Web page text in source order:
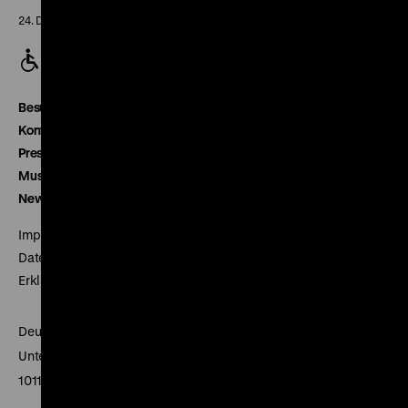
24. Dezember geschlossen
Besucherservice
Kontakt
Presse
Museumsverein
Newsletter
Impressum
Datenschutz
Erklärung digitale Barrierefreiheit
Deutsches Historisches Museum
Unter den Linden 2
10117 Berlin